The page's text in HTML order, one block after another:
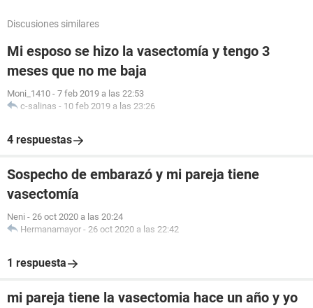
Discusiones similares
Mi esposo se hizo la vasectomía y tengo 3
meses que no me baja
Moni_1410 - 7 feb 2019 a las 22:53
c-salinas - 10 feb 2019 a las 23:26
4 respuestas
Sospecho de embarazó y mi pareja tiene
vasectomía
Neni - 26 oct 2020 a las 20:24
Hermanamayor - 26 oct 2020 a las 22:42
1 respuesta
mi pareja tiene la vasectomia hace un año y yo